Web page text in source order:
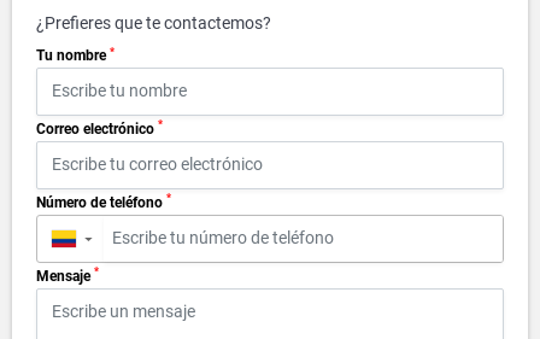
¿Prefieres que te contactemos?
Tu nombre *
Correo electrónico *
Número de teléfono *
▼
Mensaje *